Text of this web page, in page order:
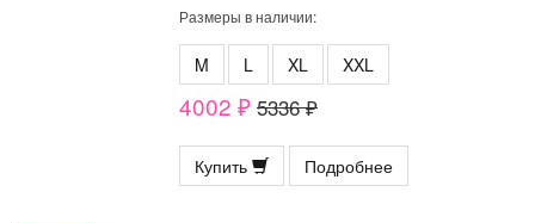
Размеры в наличии:
M L XL XXL
4002 ₽ 5336 ₽
Купить Подробнее